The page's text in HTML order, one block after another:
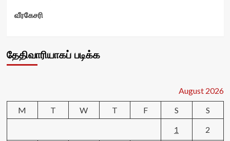
வீரகேசரி
தேதிவாரியாகப் படிக்க
August 2026
M
T W T F S
S
1
2